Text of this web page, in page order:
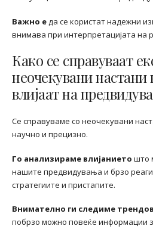
Важно еда се користат надежни
внимава при интерпретацијата на
Како се справуваат
неочекувани
влијаат на
Се справуваме со неочекувани
научно и прецизно.
Го анализираме влијанието што
нашите предвидувања и брзо
стратегиите и пристапите.
Внимателно ги следиме
побрзо можно повеќе информации